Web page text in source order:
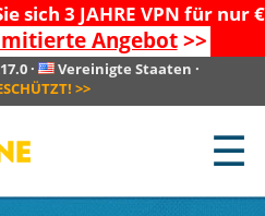
sich 3 JAHRE VPN für nur €
Angebot>>
· Vereinigte Staaten ·
>>
☰